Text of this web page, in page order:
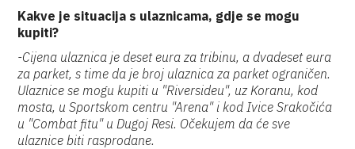
Kakve je situacija s ulaznicama, gdje se mogu
kupiti?
-Cijena ulaznica je deset eura za tribinu, a dvadeset eura
za parket, s time da je broj ulaznica za parket ograničen.
Ulaznice se mogu kupiti u "Riversideu", uz Koranu, kod
mosta, u Sportskom centru "Arena" i kod Ivice Srakočića
u "Combat fitu" u Dugoj Resi. Očekujem da će sve
ulaznice biti rasprodane.